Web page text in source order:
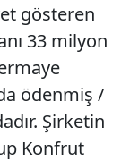
gösteren
33 milyon
ödenmiş /
Şirketin
Konfrut